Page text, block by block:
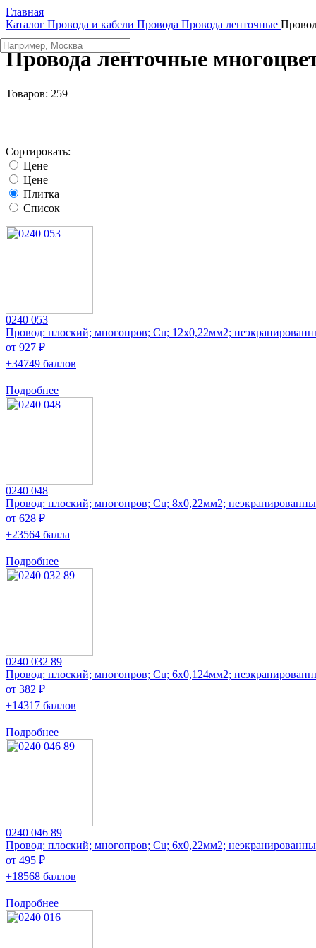
Главная
Каталог Провода и кабели Провода Провода ленточные
Провода ленточные
Товаров: 259
Сортировать:
Цене
Цене
Плитка
Список
0240 053
Провод: плоский; многопров; Cu; 12x0,22мм2;
от 927 ₽
+34749 баллов
Подробнее
0240 048
Провод: плоский; многопров; Cu; 8x0,22мм2;
от 628 ₽
+23564 балла
Подробнее
0240 032 89
Провод: плоский; многопров; Cu; 6x0,124мм2;
от 382 ₽
+14317 баллов
Подробнее
0240 046 89
Провод: плоский; многопров; Cu; 6x0,22мм2;
от 495 ₽
+18568 баллов
Подробнее